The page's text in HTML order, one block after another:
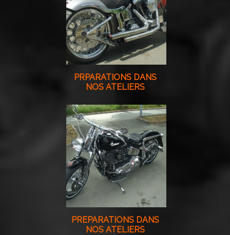
PRPARATIONS DANS
NOS ATELIERS
PREPARATIONS DANS
NOS ATELIERS